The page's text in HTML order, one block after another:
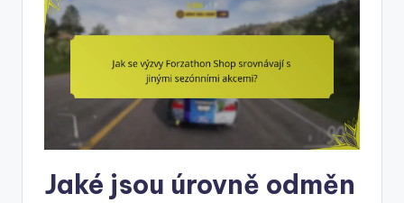
Jaké jsou úrovně odměn